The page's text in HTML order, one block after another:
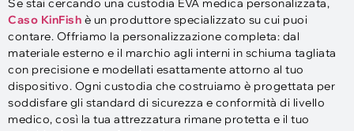
Se stai cercando una custodia EVA medica personalizzata,
Caso KinFish è un produttore specializzato su cui puoi
contare. Offriamo la personalizzazione completa: dal
materiale esterno e il marchio agli interni in schiuma tagliata
con precisione e modellati esattamente attorno al tuo
dispositivo. Ogni custodia che costruiamo è progettata per
soddisfare gli standard di sicurezza e conformità di livello
medico, così la tua attrezzatura rimane protetta e il tuo